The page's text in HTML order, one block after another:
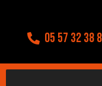
05 57 32 38